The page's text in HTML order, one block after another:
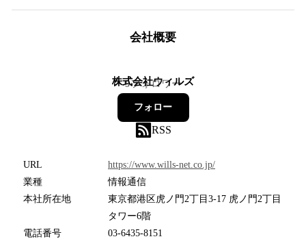
会社概要
株式会社ウィルズ
9フォロワー
フォロー
RSS
URL
https://www.wills-net.co.jp/
業種
情報通信
本社所在地
東京都港区虎ノ門2丁目3-17 虎ノ門2丁目
タワー6階
電話番号
03-6435-8151